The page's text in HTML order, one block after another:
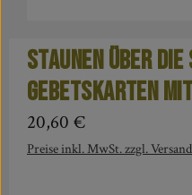
Staunen über
Gebetskarten
Regulärer Preis:
20,60 €
Preise inkl. MwSt. zzgl.